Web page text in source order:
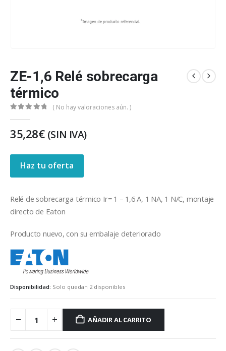
ZE-1,6 Relé sobrecarga
térmico
( No hay valoraciones aún. )
35,28€ (SIN IVA)
Haz tu oferta
Relé de sobrecarga térmico Ir= 1 – 1,6 A, 1 NA, 1 N/C, montaje
directo de Eaton
Producto nuevo, con su embalaje deteriorado
Disponibilidad: Solo quedan 2 disponibles
AÑADIR AL CARRITO